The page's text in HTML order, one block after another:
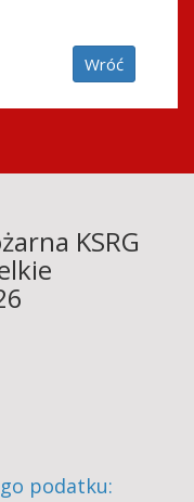
Wróć
KSRG
podatku: